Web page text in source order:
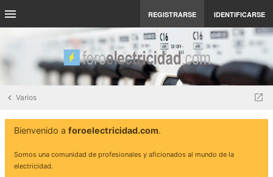
REGISTRARSE IDENTIFICARSE
Varios
Bienvenido a foroelectricidad.com.
Somos una comunidad de profesionales y aficionados al mundo de la
electricidad.